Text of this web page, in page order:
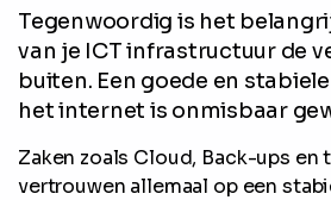
Tegenwoordig is het
van je ICT infrastructuur de
buiten. Een goede en
het internet is onmisbaar
Zaken zoals Cloud, Back-ups en
vertrouwen allemaal op een